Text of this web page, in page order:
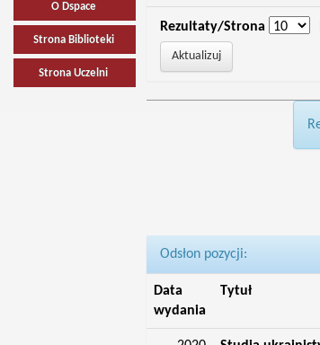
O Dspace
Strona Biblioteki
Strona Uczelni
Rezultaty/Strona
Odsłon pozycji:
Data
wydania
Tytuł